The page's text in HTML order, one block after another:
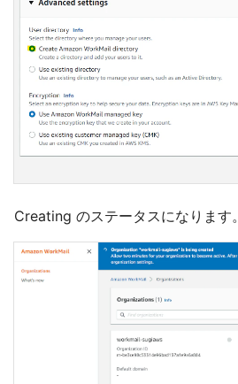
Creating のステータスになります。